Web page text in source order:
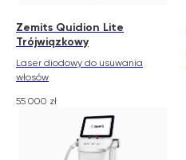
Zemits Quidion Lite
Trójwiązkowy
Laser diodowy do usuwania
włosów
55 000 zł